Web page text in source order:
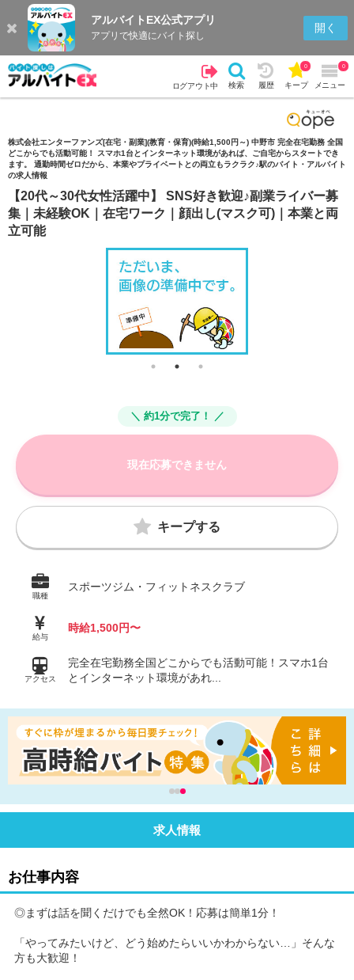
アルバイトEX公式アプリ
アプリで快適にバイト探し
開く
ログアウト中 検索 履歴 キープ
0
メニュー
0
検索 履歴
株式会社エンターファンズ[在宅・副業](教育・保育)(時給1,500円～) 中野市 完全在宅勤務 全国
どこからでも活動可能！ スマホ1台とインターネット環境があれば、ご自宅からスタートでき
ます。 通勤時間ゼロだから、本業やプライベートとの両立もラクラク♪駅のバイト・アルバイト
の求人情報
【20代～30代女性活躍中】 SNS好き歓迎♪副業ライバー募
集｜未経験OK｜在宅ワーク｜顔出し(マスク可)｜本業と両
立可能
＼ 約1分で完了！ ／
現在応募できません
キープする
職種
スポーツジム・フィットネスクラブ
給与
時給1,500円〜
アクセス
完全在宅勤務全国どこからでも活動可能！スマホ1台
とインターネット環境があれ...
求人情報
お仕事内容
◎まずは話を聞くだけでも全然OK！応募は簡単1分！
「やってみたいけど、どう始めたらいいかわからない…」そんな
方も大歓迎！